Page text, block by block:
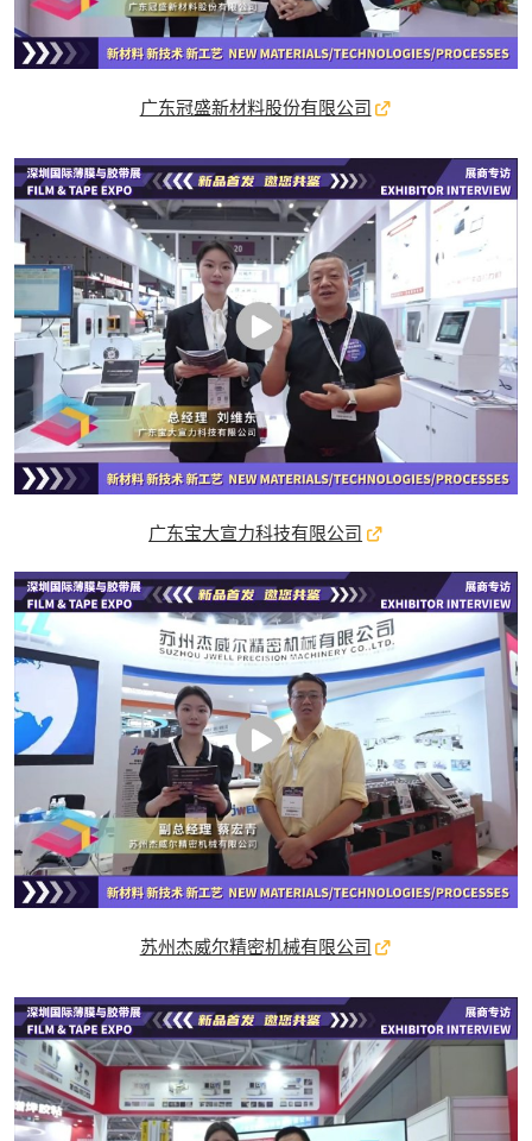
广东冠盛新材料股份有限公司
广东宝大宣力科技有限公司
苏州杰威尔精密机械有限公司